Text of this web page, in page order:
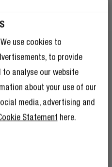
use cookies to
to provide
analyse our website
about your use of our
media, advertising and
Statement here.
Elite auch zwei
Ohrstöpseln für die
du sicherstellen,
in Ihren Ohren
%